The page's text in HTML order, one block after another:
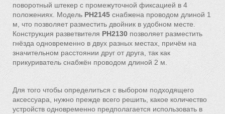
поворотный штекер с промежуточной фиксацией в 4
положениях. Модель PH2145 снабжена проводом длиной 1
м, что позволяет разместить двойник в удобном месте.
Конструкция разветвителя PH2130 позволяет разместить
гнёзда одновременно в двух разных местах, причём на
значительном расстоянии друг от друга, так как
прикуриватель снабжён проводом длиной 2 м.
Для того чтобы определиться с выбором подходящего
аксессуара, нужно прежде всего решить, какое количество
устройств одновременно предполагается использовать в